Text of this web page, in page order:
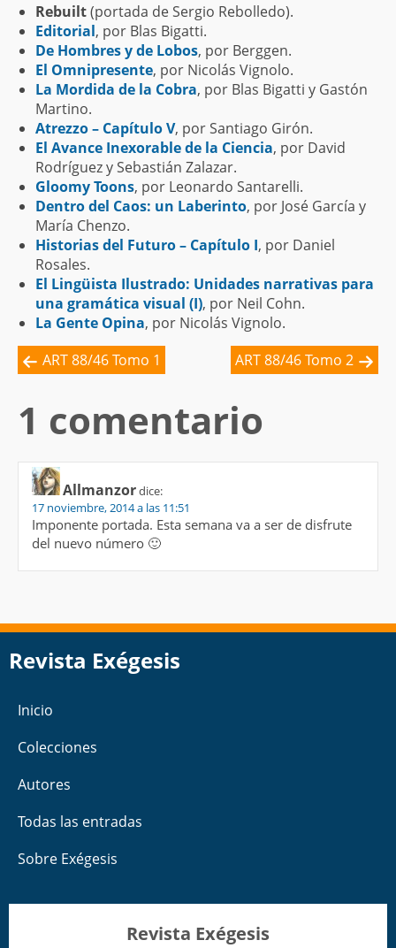
Rebuilt(portada de Sergio Rebolledo).
Editorial, por Blas Bigatti.
De Hombres y de Lobos, por Berggen.
El Omnipresente, por Nicolás Vignolo.
La Mordida de la Cobra, por Blas Bigatti y Gastón
Martino.
Atrezzo – Capítulo V, por Santiago Girón.
El Avance Inexorable de la Ciencia, por David
Rodríguez y Sebastián Zalazar.
Gloomy Toons, por Leonardo Santarelli.
Dentro del Caos: un Laberinto, por José García y
María Chenzo.
Historias del Futuro – Capítulo I, por Daniel
Rosales.
El Lingüista Ilustrado: Unidades narrativas para
una gramática visual (I), por Neil Cohn.
La Gente Opina, por Nicolás Vignolo.
ART 88/46 Tomo 1
ART 88/46 Tomo 2
1 comentario
Allmanzordice:
17 noviembre, 2014 a las 11:51
Imponente portada. Esta semana va a ser de disfrute
del nuevo número 🙂
Revista Exégesis
Inicio
Colecciones
Autores
Todas las entradas
Sobre Exégesis
Revista Exégesis